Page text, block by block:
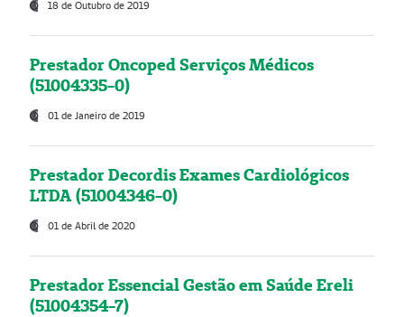
18 de Outubro de 2019
Prestador Oncoped Serviços Médicos
(51004335-0)
01 de Janeiro de 2019
Prestador Decordis Exames Cardiológicos
LTDA (51004346-0)
01 de Abril de 2020
Prestador Essencial Gestão em Saúde Ereli
(51004354-7)